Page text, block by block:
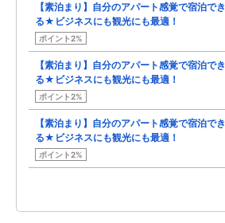
【素泊まり】自分のアパート感覚で宿泊でき
る★ビジネスにも観光にも最適！
ポイント2%
【素泊まり】自分のアパート感覚で宿泊でき
る★ビジネスにも観光にも最適！
ポイント2%
【素泊まり】自分のアパート感覚で宿泊でき
る★ビジネスにも観光にも最適！
ポイント2%